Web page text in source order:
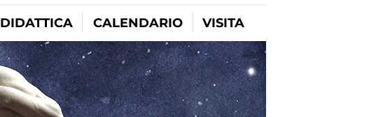
DIDATTICA CALENDARIO VISITA